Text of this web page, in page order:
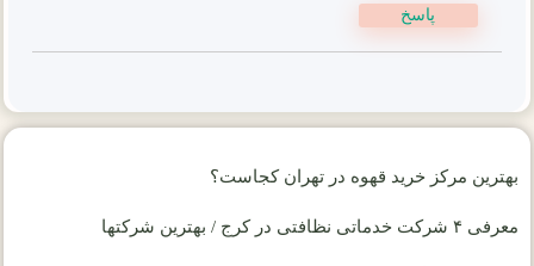
پاسخ
بهترین مرکز خرید قهوه در تهران کجاست؟
معرفی ۴ شرکت خدماتی نظافتی در کرج / بهترین شرکتها